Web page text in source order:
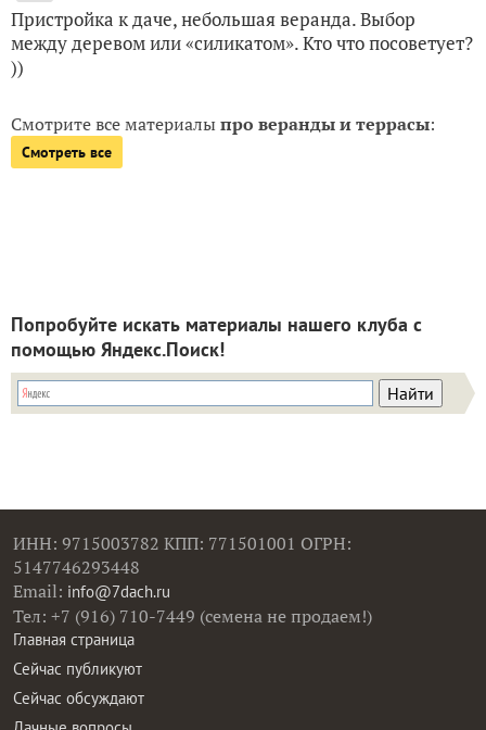
Пристройка к даче, небольшая веранда. Выбор
между деревом или «силикатом». Кто что посоветует?
))
Смотрите все материалыпро веранды и террасы:
Смотреть все
Попробуйте искать материалы нашего клуба с
помощью Яндекс.Поиск!
ИНН: 9715003782 КПП: 771501001 ОГРН:
5147746293448
Email: info@7dach.ru
Тел: +7 (916) 710-7449 (семена не продаем!)
Главная страница
Сейчас публикуют
Сейчас обсуждают